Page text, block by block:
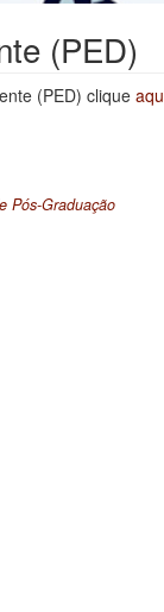
(PED)
(PED) clique
Pós-Graduação